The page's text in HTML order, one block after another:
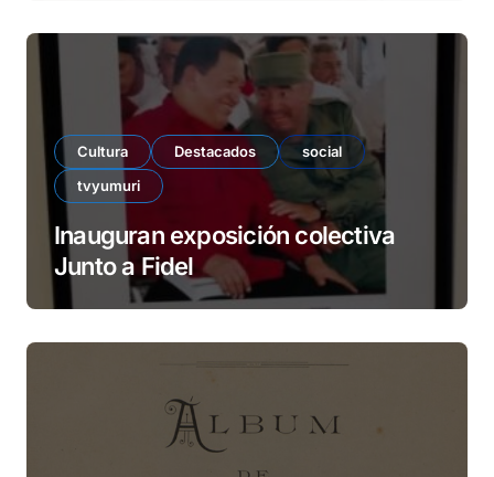
Cultura Destacados
social
tvyumuri
Inauguran exposición colectiva
Junto a Fidel